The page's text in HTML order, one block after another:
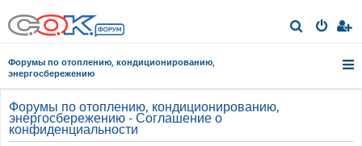
о
Форумы по отоплению, кондиционированию,
энергосбережению
Форумы по отоплению, кондиционированию,
энергосбережению - Соглашение о
конфиденциальности